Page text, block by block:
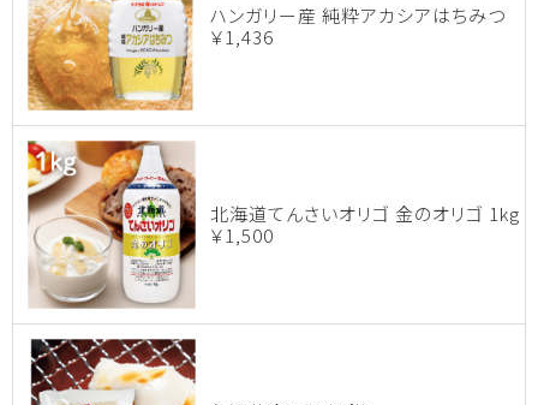
ハンガリー産 純粋アカシアはちみつ
￥1,436
北海道てんさいオリゴ 金のオリゴ 1kg
￥1,500